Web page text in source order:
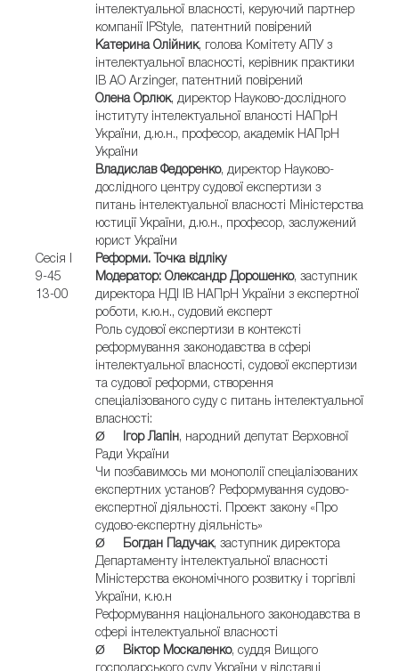
інтелектуальної власності, керуючий партнер
компанії IPStyle, патентний повірений
Катерина Олійник, голова Комітету АПУ з
інтелектуальної власності, керівник практики
ІВ АО Arzinger, патентний повірений
Олена Орлюк, директор Науково-дослідного
інституту інтелектуальної вланості НАПрН
України, д.ю.н., професор, академік НАПрН
України
Владислав Федоренко, директор Науково-
дослідного центру судової експертизи з
питань інтелектуальної власності Міністерства
юстиції України, д.ю.н., професор, заслужений
юрист України
Сесія І
9-45
13-00
Реформи. Точка відліку
Модератор: Олександр Дорошенко, заступник
директора НДІ ІВ НАПрН України з експертної
роботи, к.ю.н., судовий експерт
Роль судової експертизи в контексті
реформування законодавства в сфері
інтелектуальної власності, судової експертизи
та судової реформи, створення
спеціалізованого суду с питань інтелектуальної
власності:
Ø
Ігор Лапін, народний депутат Верховної
Ради України
Чи позбавимось ми монополії спеціалізованих
експертних установ? Реформування судово-
експертної діяльності. Проект закону «Про
судово-експертну діяльність»
Ø
Богдан Падучак, заступник директора
Департаменту інтелектуальної власності
Міністерства економічного розвитку і торгівлі
України, к.ю.н
Реформування національного законодавства в
сфері інтелектуальної власності
Ø
Віктор Москаленко, суддя Вищого